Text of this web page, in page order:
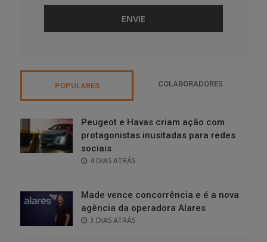
POPULARES COLABORADORES
Peugeot e Havas criam ação com
protagonistas inusitadas para redes
sociais
POSTED
4 DIAS ATRÁS
Made vence concorrência e é a nova
agência da operadora Alares
POSTED
3 DIAS ATRÁS